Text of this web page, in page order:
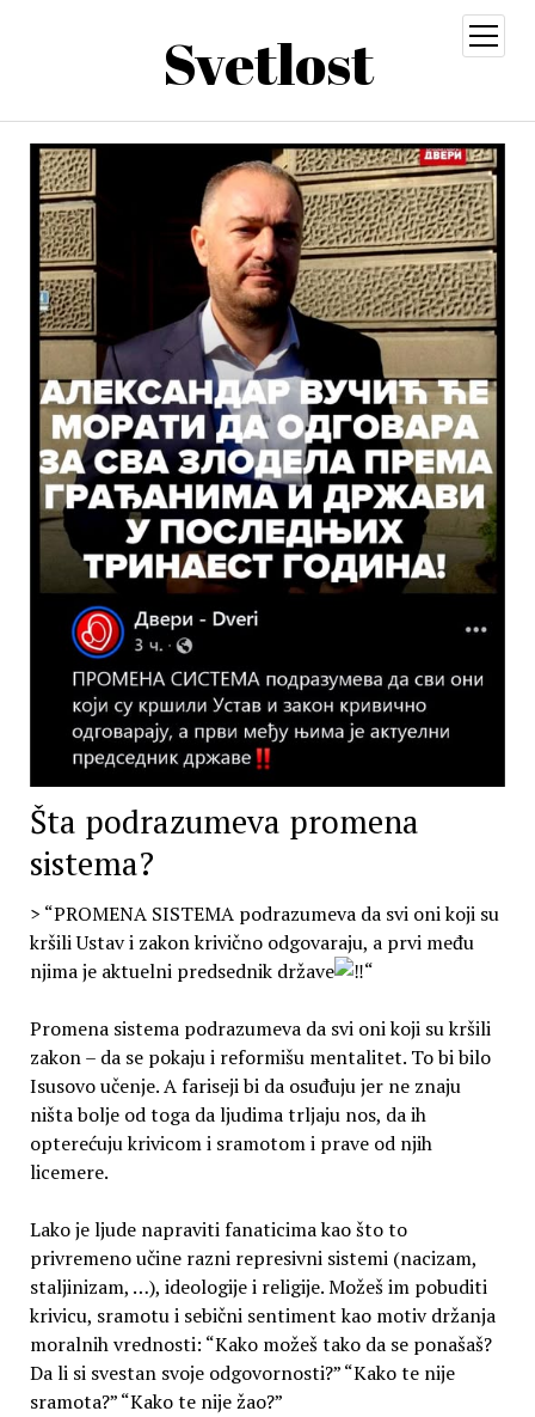
Svetlost
open
menu
Šta podrazumeva promena
sistema?
> “PROMENA SISTEMA podrazumeva da svi oni koji su
kršili Ustav i zakon krivično odgovaraju, a prvi među
njima je aktuelni predsednik države
“
Promena sistema podrazumeva da svi oni koji su kršili
zakon – da se pokaju i reformišu mentalitet. To bi bilo
Isusovo učenje. A fariseji bi da osuđuju jer ne znaju
ništa bolje od toga da ljudima trljaju nos, da ih
opterećuju krivicom i sramotom i prave od njih
licemere.
Lako je ljude napraviti fanaticima kao što to
privremeno učine razni represivni sistemi (nacizam,
staljinizam, …), ideologije i religije. Možeš im pobuditi
krivicu, sramotu i sebični sentiment kao motiv držanja
moralnih vrednosti: “Kako možeš tako da se ponašaš?
Da li si svestan svoje odgovornosti?” “Kako te nije
sramota?” “Kako te nije žao?”